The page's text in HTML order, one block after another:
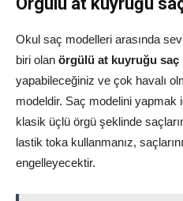
Okul saç modelleri arasında
biri olan örgülü at kuyruğu saç
yapabileceğiniz ve çok havalı
modeldir. Saç modelini yapmak
klasik üçlü örgü şeklinde
lastik toka kullanmanız,
engelleyecektir.